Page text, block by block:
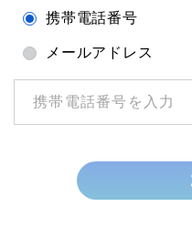
携帯電話番号
メールアドレス